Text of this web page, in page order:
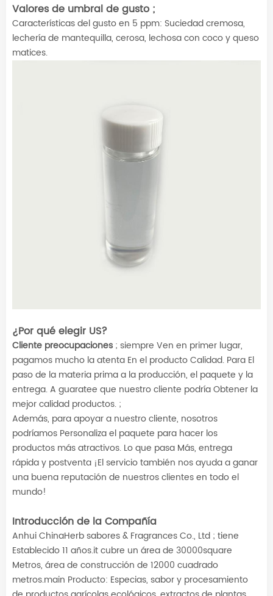
Valores de umbral de gusto ;
Características del gusto en 5 ppm: Suciedad cremosa,
lechería de mantequilla, cerosa, lechosa con coco y queso
matices.
¿Por qué elegir US?
Cliente preocupaciones ; siempre Ven en primer lugar,
pagamos mucho la atenta En el producto Calidad. Para El
paso de la materia prima a la producción, el paquete y la
entrega. A guaratee que nuestro cliente podría Obtener la
mejor calidad productos. ;
Además, para apoyar a nuestro cliente, nosotros
podríamos Personaliza el paquete para hacer los
productos más atractivos. Lo que pasa Más, entrega
rápida y postventa ¡El servicio también nos ayuda a ganar
una buena reputación de nuestros clientes en todo el
mundo!
Introducción de la Compañía
Anhui ChinaHerb sabores & Fragrances Co., Ltd ; tiene
Establecido 11 años.it cubre un área de 30000square
Metros, área de construcción de 12000 cuadrado
metros.main Producto: Especias, sabor y procesamiento